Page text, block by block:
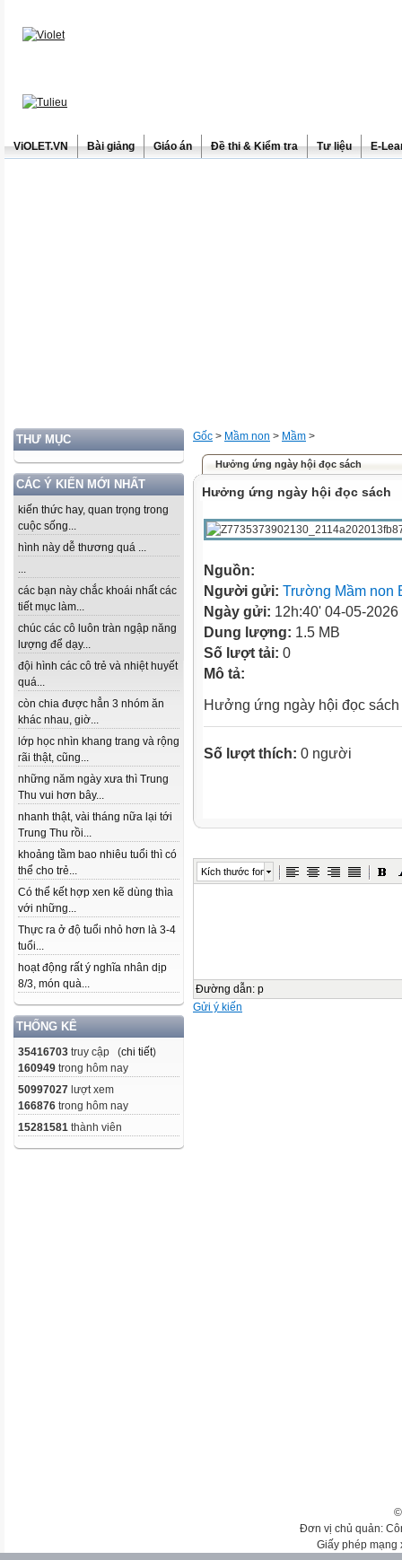
ViOLET.VN Bài giảng Giáo án Đề thi & Kiểm tra Tư liệu E-
THƯ MỤC
CÁC Ý KIẾN MỚI NHẤT
kiến thức hay, quan trọng trong
cuộc sống...
hình này dễ thương quá ...
...
các bạn này chắc khoái nhất các
tiết mục làm...
chúc các cô luôn tràn ngập năng
lượng để dạy...
đội hình các cô trẻ và nhiệt huyết
quá...
còn chia được hẳn 3 nhóm ăn
khác nhau, giờ...
lớp học nhìn khang trang và rộng
rãi thật, cũng...
những năm ngày xưa thì Trung
Thu vui hơn bây...
nhanh thật, vài tháng nữa lại tới
Trung Thu rồi...
khoảng tầm bao nhiêu tuổi thì có
thể cho trẻ...
Có thể kết hợp xen kẽ dùng thìa
với những...
Thực ra ở độ tuổi nhỏ hơn là 3-4
tuổi...
hoạt động rất ý nghĩa nhân dịp
8/3, món quà...
THỐNG KÊ
35416703 truy cập (chi tiết)
160949 trong hôm nay
50997027 lượt xem
166876 trong hôm nay
15281581 thành viên
Gốc > Mầm non > Mầm >
Hưởng ứng ngày hội đọc sách
Hưởng ứng ngày hội đọc sách
Nguồn:
Người gửi: Trường Mầm non
Ngày gửi: 12h:40' 04-05-2026
Dung lượng: 1.5 MB
Số lượt tải: 0
Mô tả:
Hưởng ứng ngày hội đọc sách
Số lượt thích: 0 người
Kích thước font
Đường dẫn: p
Gửi ý kiến
Đơn vị chủ quản:
Giấy phép mạng